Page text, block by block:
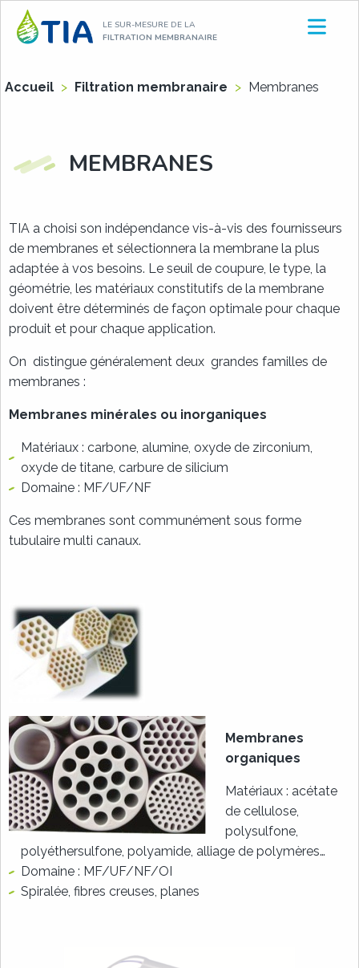
Aller
contenu
LE SUR-MESURE DE LA
FILTRATION MEMBRANAIRE
Accueil > Filtration membranaire > Membranes
MEMBRANES
TIA a choisi son indépendance vis-à-vis des fournisseurs
de membranes et sélectionnera la membrane la plus
adaptée à vos besoins. Le seuil de coupure, le type, la
géométrie, les matériaux constitutifs de la membrane
doivent être déterminés de façon optimale pour chaque
produit et pour chaque application.
On distingue généralement deux grandes familles de
membranes :
Membranes minérales ou inorganiques
Matériaux : carbone, alumine, oxyde de zirconium,
oxyde de titane, carbure de silicium
Domaine : MF/UF/NF
Ces membranes sont communément sous forme
tubulaire multi canaux.
Membranes
organiques
Matériaux : acétate
de cellulose,
polysulfone,
polyéthersulfone, polyamide, alliage de polymères…
Domaine : MF/UF/NF/OI
Spiralée, fibres creuses, planes